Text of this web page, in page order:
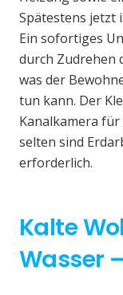
Spätestens jetzt
Ein sofortiges
durch Zudrehen
was der
tun kann. Der
Kanalkamera
selten sind
erforderlich.
Kalte
Wasser